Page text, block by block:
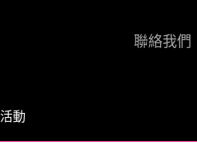
活動
聯絡我們